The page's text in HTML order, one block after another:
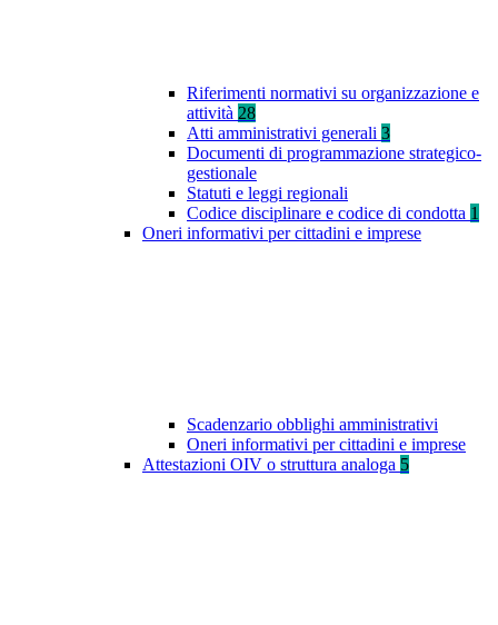
Riferimenti normativi su organizzazione e
attività 28
Atti amministrativi generali 3
Documenti di programmazione strategico-
gestionale
Statuti e leggi regionali
Codice disciplinare e codice di condotta 1
Oneri informativi per cittadini e imprese
Scadenzario obblighi amministrativi
Oneri informativi per cittadini e imprese
Attestazioni OIV o struttura analoga 5